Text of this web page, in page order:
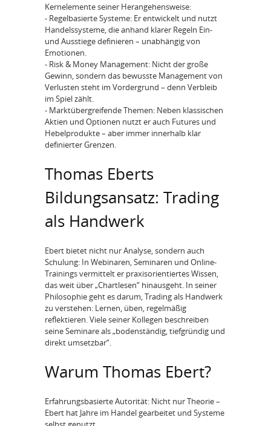
Kernelemente seiner Herangehensweise:
- Regelbasierte Systeme: Er entwickelt und nutzt
Handelssysteme, die anhand klarer Regeln Ein-
und Ausstiege definieren – unabhängig von
Emotionen.
- Risk & Money Management: Nicht der große
Gewinn, sondern das bewusste Management von
Verlusten steht im Vordergrund – denn Verbleib
im Spiel zählt.
- Marktübergreifende Themen: Neben klassischen
Aktien und Optionen nutzt er auch Futures und
Hebelprodukte – aber immer innerhalb klar
definierter Grenzen.
Thomas Eberts
Bildungsansatz: Trading
als Handwerk
Ebert bietet nicht nur Analyse, sondern auch
Schulung: In Webinaren, Seminaren und Online-
Trainings vermittelt er praxisorientiertes Wissen,
das weit über „Chartlesen“ hinausgeht. In seiner
Philosophie geht es darum, Trading als Handwerk
zu verstehen: Lernen, üben, regelmäßig
reflektieren. Viele seiner Kollegen beschreiben
seine Seminare als „bodenständig, tiefgründig und
direkt umsetzbar“.
Warum Thomas Ebert?
Erfahrungsbasierte Autorität: Nicht nur Theorie –
Ebert hat Jahre im Handel gearbeitet und Systeme